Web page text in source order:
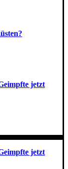
jetzt
jetzt